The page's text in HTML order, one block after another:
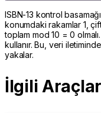
ISBN-13 kontrol
konumdaki rakamlar 1,
toplam mod 10 = 0
kullanır. Bu, veri
yakalar.
İlgili Araçlar